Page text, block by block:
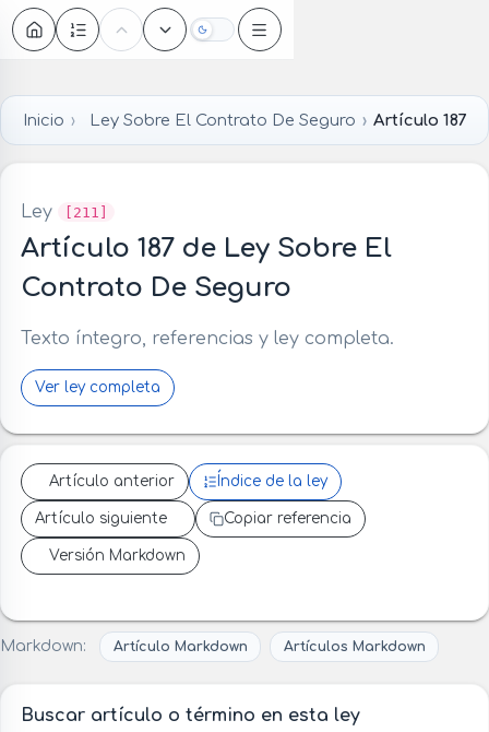
Oscuro
Inicio Ley Sobre El Contrato De Seguro Artículo 187
Ley [211]
Artículo 187 de Ley Sobre El
Contrato De Seguro
Texto íntegro, referencias y ley completa.
Ver ley completa
Artículo anterior Índice de la ley
Artículo siguiente Copiar referencia
Versión Markdown
Markdown: Artículo Markdown Artículos Markdown
Buscar artículo o término en esta ley